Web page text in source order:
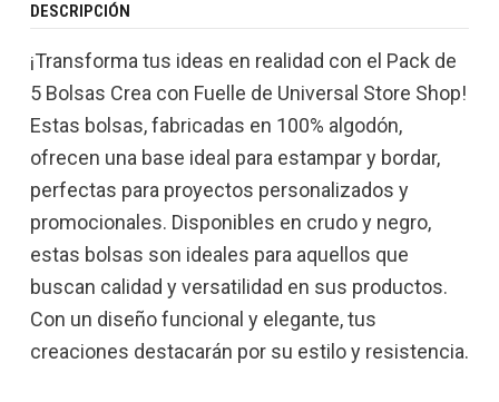
DESCRIPCIÓN
¡Transforma tus ideas en realidad con el Pack de
5 Bolsas Crea con Fuelle de Universal Store Shop!
Estas bolsas, fabricadas en 100% algodón,
ofrecen una base ideal para estampar y bordar,
perfectas para proyectos personalizados y
promocionales. Disponibles en crudo y negro,
estas bolsas son ideales para aquellos que
buscan calidad y versatilidad en sus productos.
Con un diseño funcional y elegante, tus
creaciones destacarán por su estilo y resistencia.